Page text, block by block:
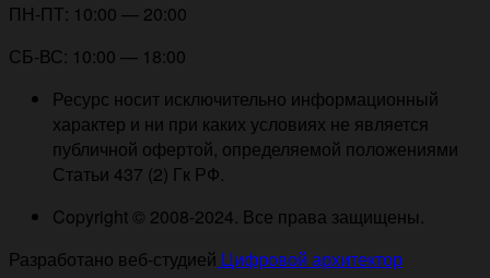
ПН-ПТ: 10:00 — 20:00
СБ-ВС: 10:00 — 18:00
Ресурс носит исключительно информационный
характер и ни при каких условиях не является
публичной офертой, определяемой положениями
Статьи 437 (2) Гк РФ.
Copyright © 2008-2024. Все права защищены.
Разработано веб-студией Цифровой архитектор